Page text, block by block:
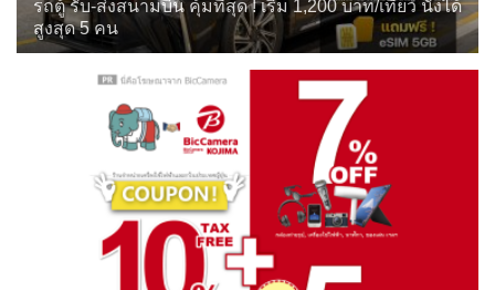
รถตู้ รับ-ส่งสนามบิน คุ้มที่สุด ! เริ่ม 1,200 บาท/เที่ยว นั่งได้
สูงสุด 5 คน